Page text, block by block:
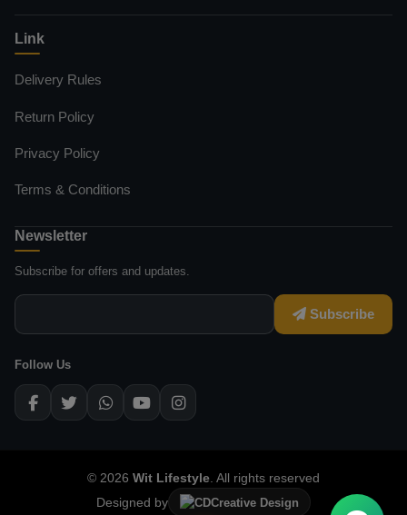
Link
Delivery Rules
Return Policy
Privacy Policy
Terms & Conditions
Newsletter
Subscribe for offers and updates.
Subscribe
Follow Us
© 2026 Wit Lifestyle. All rights reserved
Designed by
Creative Design